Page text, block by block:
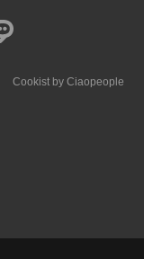
Cookist by Ciaopeople